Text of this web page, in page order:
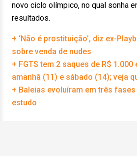
novo ciclo olímpico, no qual sonha
resultados.
+ ‘Não é prostituição’, diz ex-
sobre venda de nudes
+ FGTS tem 2 saques de R$ 1.000
amanhã (11) e sábado (14); veja
+ Baleias evoluíram em três
estudo